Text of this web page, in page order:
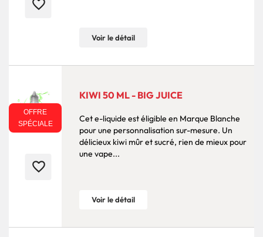
favorite_border
Voir le détail
OFFRE
SPÉCIALE
favorite_border
KIWI 50 ML - BIG JUICE
Cet e-liquide est éligible en Marque Blanche
pour une personnalisation sur-mesure. Un
délicieux kiwi mûr et sucré, rien de mieux pour
une vape...
Voir le détail